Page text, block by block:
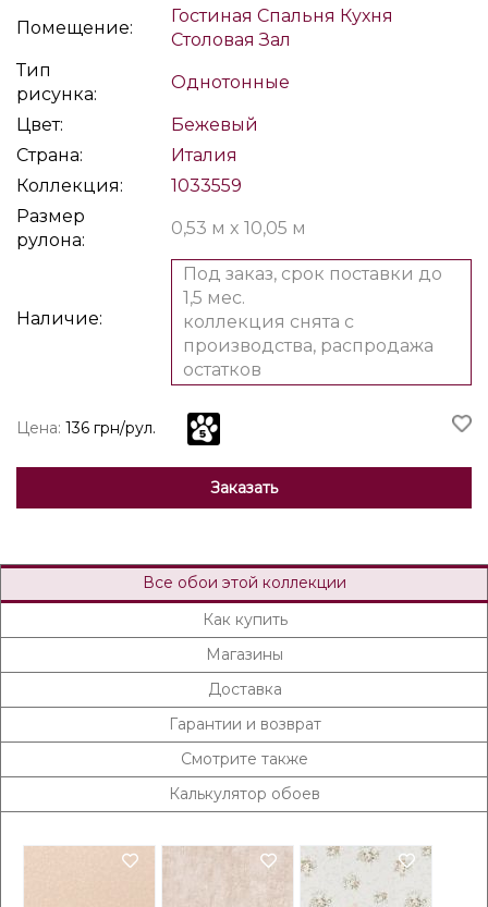
Помещение:
Гостиная Спальня Кухня
Столовая Зал
Тип
рисунка:
Однотонные
Цвет:
Бежевый
Страна:
Италия
Коллекция:
1033559
Размер
рулона:
0,53 м x 10,05 м
Наличие:
Под заказ, срок поставки до
1,5 мес.
коллекция снята с
производства, распродажа
остатков
Цена: 136 грн/рул.
Заказать
Все обои этой коллекции
Как купить
Магазины
Доставка
Гарантии и возврат
Смотрите также
Калькулятор обоев